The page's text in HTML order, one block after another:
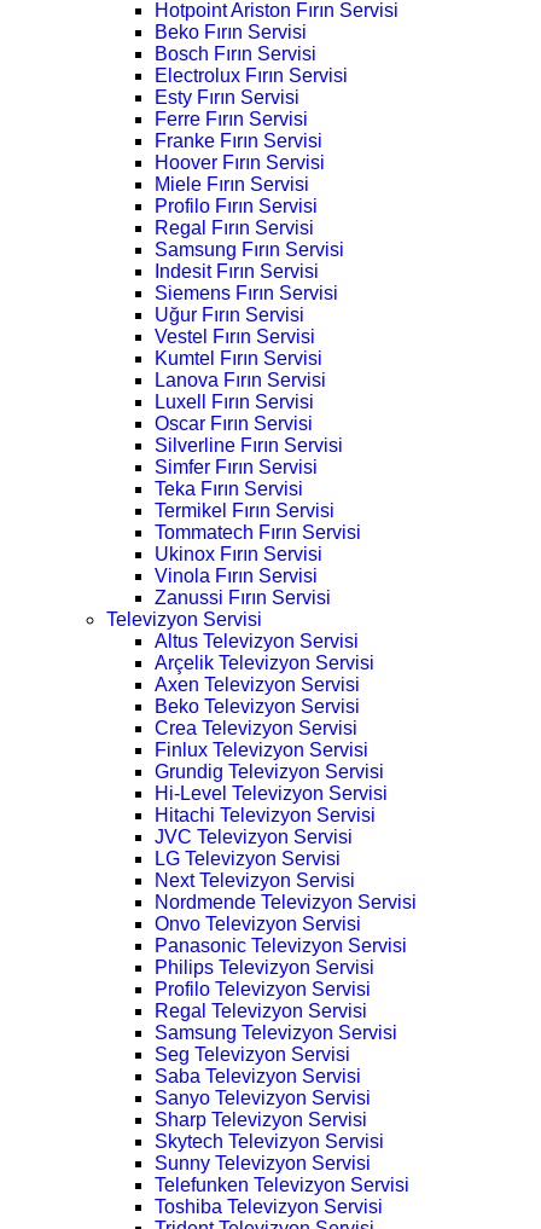
Hotpoint Ariston Fırın Servisi
Beko Fırın Servisi
Bosch Fırın Servisi
Electrolux Fırın Servisi
Esty Fırın Servisi
Ferre Fırın Servisi
Franke Fırın Servisi
Hoover Fırın Servisi
Miele Fırın Servisi
Profilo Fırın Servisi
Regal Fırın Servisi
Samsung Fırın Servisi
Indesit Fırın Servisi
Siemens Fırın Servisi
Uğur Fırın Servisi
Vestel Fırın Servisi
Kumtel Fırın Servisi
Lanova Fırın Servisi
Luxell Fırın Servisi
Oscar Fırın Servisi
Silverline Fırın Servisi
Simfer Fırın Servisi
Teka Fırın Servisi
Termikel Fırın Servisi
Tommatech Fırın Servisi
Ukinox Fırın Servisi
Vinola Fırın Servisi
Zanussi Fırın Servisi
Televizyon Servisi
Altus Televizyon Servisi
Arçelik Televizyon Servisi
Axen Televizyon Servisi
Beko Televizyon Servisi
Crea Televizyon Servisi
Finlux Televizyon Servisi
Grundig Televizyon Servisi
Hi-Level Televizyon Servisi
Hitachi Televizyon Servisi
JVC Televizyon Servisi
LG Televizyon Servisi
Next Televizyon Servisi
Nordmende Televizyon Servisi
Onvo Televizyon Servisi
Panasonic Televizyon Servisi
Philips Televizyon Servisi
Profilo Televizyon Servisi
Regal Televizyon Servisi
Samsung Televizyon Servisi
Seg Televizyon Servisi
Saba Televizyon Servisi
Sanyo Televizyon Servisi
Sharp Televizyon Servisi
Skytech Televizyon Servisi
Sunny Televizyon Servisi
Telefunken Televizyon Servisi
Toshiba Televizyon Servisi